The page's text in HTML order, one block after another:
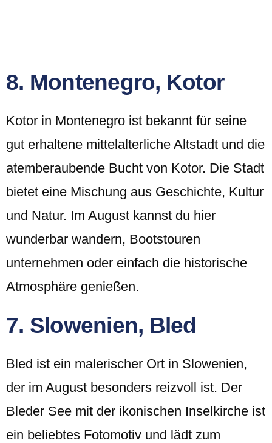
8. Montenegro, Kotor
Kotor in Montenegro ist bekannt für seine
gut erhaltene mittelalterliche Altstadt und die
atemberaubende Bucht von Kotor. Die Stadt
bietet eine Mischung aus Geschichte, Kultur
und Natur. Im August kannst du hier
wunderbar wandern, Bootstouren
unternehmen oder einfach die historische
Atmosphäre genießen.
7. Slowenien, Bled
Bled ist ein malerischer Ort in Slowenien,
der im August besonders reizvoll ist. Der
Bleder See mit der ikonischen Inselkirche ist
ein beliebtes Fotomotiv und lädt zum